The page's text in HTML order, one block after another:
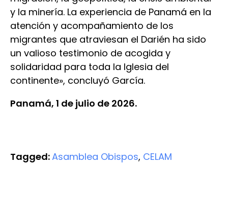
y la minería. La experiencia de Panamá en la
atención y acompañamiento de los
migrantes que atraviesan el Darién ha sido
un valioso testimonio de acogida y
solidaridad para toda la Iglesia del
continente», concluyó García.
Panamá, 1 de julio de 2026.
Tagged:Asamblea Obispos, CELAM